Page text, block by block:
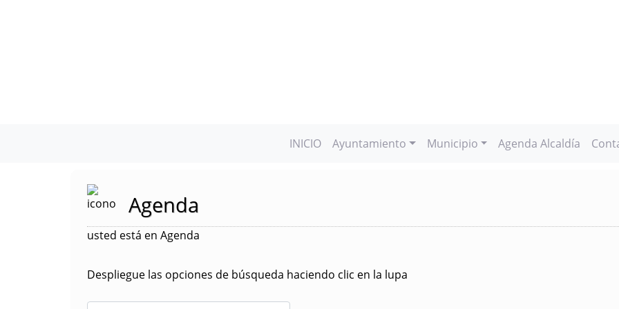
INICIO Ayuntamiento Municipio Agenda Alcaldía
Agenda
usted está en Agenda
Despliegue las opciones de búsqueda haciendo clic en la lupa